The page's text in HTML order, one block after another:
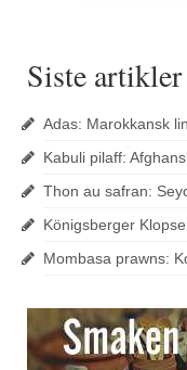
Siste artikler
Adas: Marokkansk
Kabuli pilaff:
Thon au safran:
Königsberger
Mombasa prawns: